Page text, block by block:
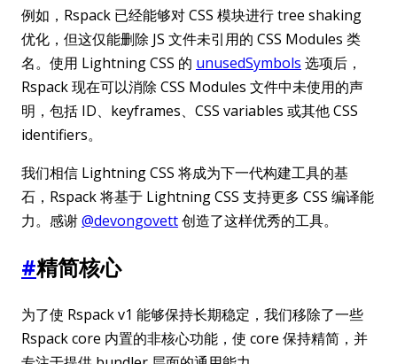
例如，Rspack 已经能够对 CSS 模块进行 tree shaking
优化，但这仅能删除 JS 文件未引用的 CSS Modules 类
名。使用 Lightning CSS 的 unusedSymbols 选项后，
Rspack 现在可以消除 CSS Modules 文件中未使用的声
明，包括 ID、keyframes、CSS variables 或其他 CSS
identifiers。
我们相信 Lightning CSS 将成为下一代构建工具的基
石，Rspack 将基于 Lightning CSS 支持更多 CSS 编译能
力。感谢@devongovett创造了这样优秀的工具。
#精简核心
为了使 Rspack v1 能够保持长期稳定，我们移除了一些
Rspack core 内置的非核心功能，使 core 保持精简，并